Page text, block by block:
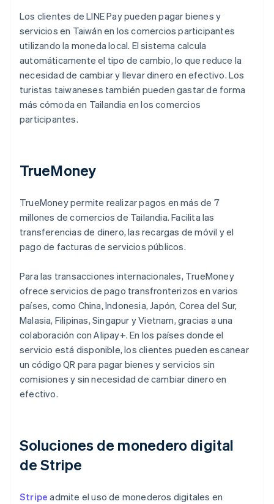
Los clientes de LINE Pay pueden pagar bienes y
servicios en Taiwán en los comercios participantes
utilizando la moneda local. El sistema calcula
automáticamente el tipo de cambio, lo que reduce la
necesidad de cambiar y llevar dinero en efectivo. Los
turistas taiwaneses también pueden gastar de forma
más cómoda en Tailandia en los comercios
participantes.
TrueMoney
TrueMoney permite realizar pagos en más de 7
millones de comercios de Tailandia. Facilita las
transferencias de dinero, las recargas de móvil y el
pago de facturas de servicios públicos.
Para las transacciones internacionales, TrueMoney
ofrece servicios de pago transfronterizos en varios
países, como China, Indonesia, Japón, Corea del Sur,
Malasia, Filipinas, Singapur y Vietnam, gracias a una
colaboración con Alipay+. En los países donde el
servicio está disponible, los clientes pueden escanear
un código QR para pagar bienes y servicios sin
comisiones y sin necesidad de cambiar dinero en
efectivo.
Soluciones de monedero digital
de Stripe
Stripe admite el uso de monederos digitales en